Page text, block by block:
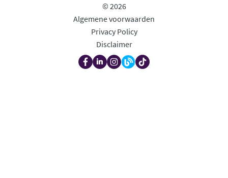
© 2026
Algemene voorwaarden
Privacy Policy
Disclaimer